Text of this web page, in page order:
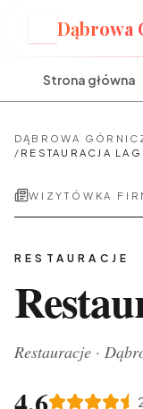
Dąbrowa
Strona główna
DĄBROWA
/ RESTAURACJA
WIZYTÓWKA
RESTAURACJE
Restauracje ·